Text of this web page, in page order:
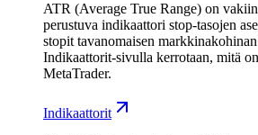
ATR (Average True Range) on
perustuva indikaattori stop-tasojen
stopit tavanomaisen
Indikaattorit-sivulla kerrotaan, mitä
MetaTrader.
Indikaattorit